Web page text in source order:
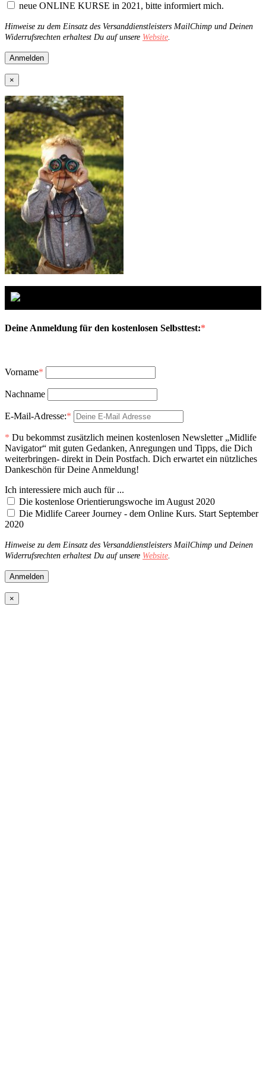
neue ONLINE KURSE in 2021, bitte informiert mich.
Hinweise zu dem Einsatz des Versanddienstleisters MailChimp und Deinen
Widerrufsrechten erhaltest Du auf unsere Website.
×
Deine Anmeldung für den kostenlosen Selbsttest:*
Vorname*
Nachname
E-Mail-Adresse:*
* Du bekommst zusätzlich meinen kostenlosen Newsletter „Midlife
Navigator“ mit guten Gedanken, Anregungen und Tipps, die Dich
weiterbringen- direkt in Dein Postfach. Dich erwartet ein nützliches
Dankeschön für Deine Anmeldung!
Ich interessiere mich auch für ...
Die kostenlose Orientierungswoche im August 2020
Die Midlife Career Journey - dem Online Kurs. Start September
2020
Hinweise zu dem Einsatz des Versanddienstleisters MailChimp und Deinen
Widerrufsrechten erhaltest Du auf unsere Website.
×